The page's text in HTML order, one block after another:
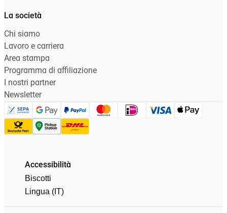
La società
Chi siamo
Lavoro e carriera
Area stampa
Programma di affiliazione
I nostri partner
Newsletter
Accessibilità
Biscotti
Lingua (IT)